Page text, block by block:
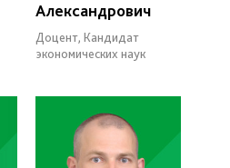
Александрович
Доцент, Кандидат
экономических наук